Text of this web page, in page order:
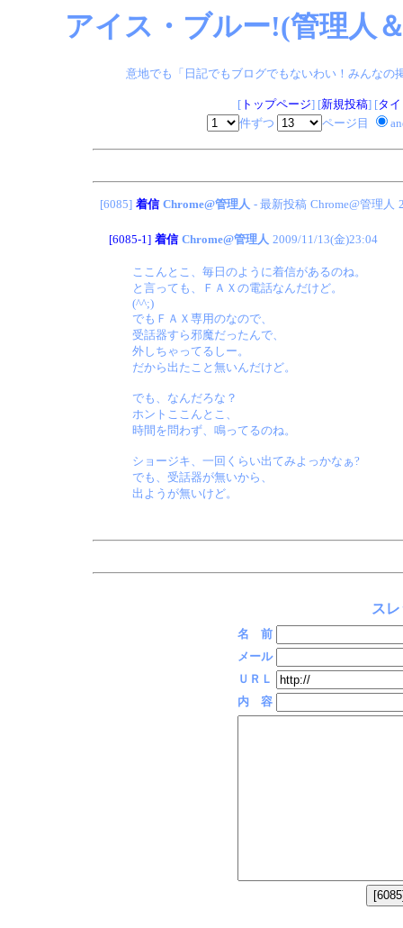
アイス・ブルー!(管理人
意地でも「日記でもブログでもないわい！みんなの
[トップページ] [新規投稿] [タ
件ずつ
ページ目
[6085] 着信 Chrome@管理人 - 最新投稿 Chrome@管理人
[6085-1] 着信 Chrome@管理人 2009/11/13(金)23:04
ここんとこ、毎日のように着信があるのね。
と言っても、ＦＡＸの電話なんだけど。
(^^;)
でもＦＡＸ専用のなので、
受話器すら邪魔だったんで、
外しちゃってるしー。
だから出たこと無いんだけど。
でも、なんだろな？
ホントここんとこ、
時間を問わず、鳴ってるのね。
ショージキ、一回くらい出てみよっかなぁ?
でも、受話器が無いから、
出ようが無いけど。
ス
名 前
メール
ＵＲＬ
内 容